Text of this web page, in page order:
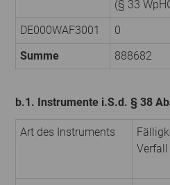
(§ 33
DE000WAF3001
0
Summe
888682
b.1. Instrumente i.S.d. § 38
Art des Instruments
Verfall